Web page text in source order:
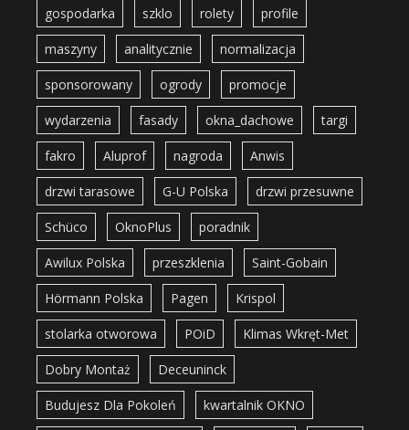
gospodarka szklo rolety profile
maszyny analitycznie normalizacja
sponsorowany ogrody promocje
wydarzenia fasady okna_dachowe targi
fakro Aluprof nagroda Anwis
drzwi tarasowe G-U Polska drzwi przesuwne
Schüco OknoPlus poradnik
Awilux Polska przeszklenia Saint-Gobain
Hörmann Polska Pagen Krispol
stolarka otworowa POiD Klimas Wkręt-Met
Dobry Montaż Deceuninck
Budujesz Dla Pokoleń kwartalnik OKNO